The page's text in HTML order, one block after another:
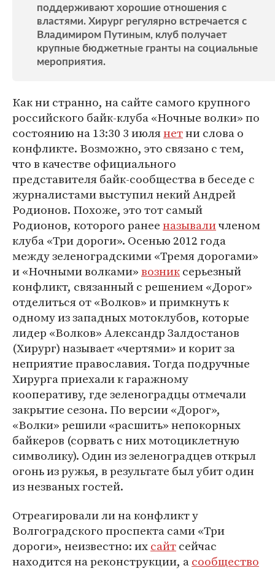
поддерживают хорошие отношения с
властями. Хирург регулярно встречается с
Владимиром Путиным, клуб получает
крупные бюджетные гранты на социальные
мероприятия.
Как ни странно, на сайте самого крупного
российского байк-клуба «Ночные волки» по
состоянию на 13:30 3 июлянетни слова о
конфликте. Возможно, это связано с тем,
что в качестве официального
представителя байк-сообщества в беседе с
журналистами выступил некий Андрей
Родионов. Похоже, это тот самый
Родионов, которого ранееназываличленом
клуба «Три дороги». Осенью 2012 года
между зеленоградскими «Тремя дорогами»
и «Ночными волками»возниксерьезный
конфликт, связанный с решением «Дорог»
отделиться от «Волков» и примкнуть к
одному из западных мотоклубов, которые
лидер «Волков» Александр Залдостанов
(Хирург) называет «чертями» и корит за
неприятие православия. Тогда подручные
Хирурга приехали к гаражному
кооперативу, где зеленоградцы отмечали
закрытие сезона. По версии «Дорог»,
«Волки» решили «расшить» непокорных
байкеров (сорвать с них мотоциклетную
символику). Один из зеленоградцев открыл
огонь из ружья, в результате был убит один
из незваных гостей.
Отреагировали ли на конфликт у
Волгоградского проспекта сами «Три
дороги», неизвестно: ихсайтсейчас
находится на реконструкции, асообщество